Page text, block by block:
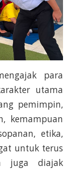
para
utama
pemimpin,
kemampuan
etika,
untuk terus
juga diajak